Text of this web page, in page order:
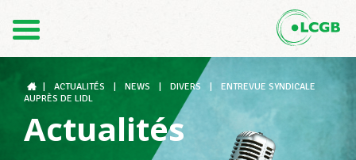
DE
Le LCGB
ACTUALITÉS NEWS DIVERS
ENTREVUE SYNDICALE
AUPRÈS DE LIDL
Actualités